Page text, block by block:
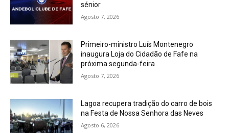
sénior
Agosto 7, 2026
Primeiro-ministro Luís Montenegro
inaugura Loja do Cidadão de Fafe na
próxima segunda-feira
Agosto 7, 2026
Lagoa recupera tradição do carro de bois
na Festa de Nossa Senhora das Neves
Agosto 6, 2026